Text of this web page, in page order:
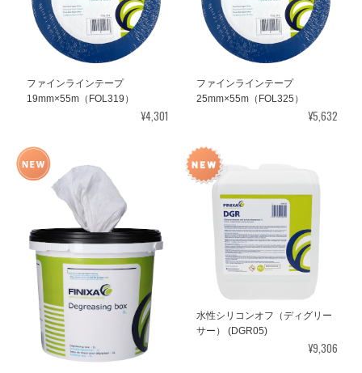
ファインラインテープ
19mm×55m（FOL319）
¥4,301
ファインラインテープ
25mm×55m（FOL325）
¥5,632
水性シリコンオフ（ディグリー
サー） (DGR05)
¥9,306